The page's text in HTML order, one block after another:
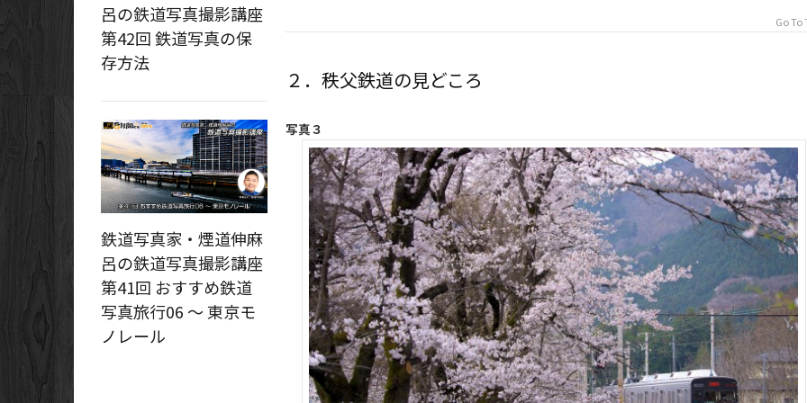
Go To
２．秩父鉄道の見どころ
写真３
呂の鉄道写真撮影講座
第42回 鉄道写真の保
存方法
鉄道写真家・煙道伸麻
呂の鉄道写真撮影講座
第41回 おすすめ鉄道
写真旅行06 ～ 東京モ
ノレール